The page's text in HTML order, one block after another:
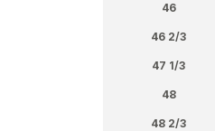
46
46 2/3
47 1/3
48
48 2/3